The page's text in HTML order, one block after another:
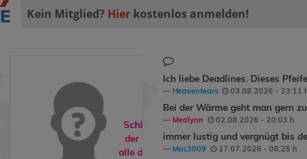
Kein Mitglied? Hier kostenlos anmelden!
Schlafdohle ist
der GruppeAn
alle die neu auf ...
Ich liebe Deadlines. Dieses
Heaventears 03.08.2026 - 23:11
Bei der Wärme geht man gern
Mealynn 02.08.2026 - 20:03 h
immer lustig und vergnügt bis
Mac3009 17.07.2026 - 08:25 h